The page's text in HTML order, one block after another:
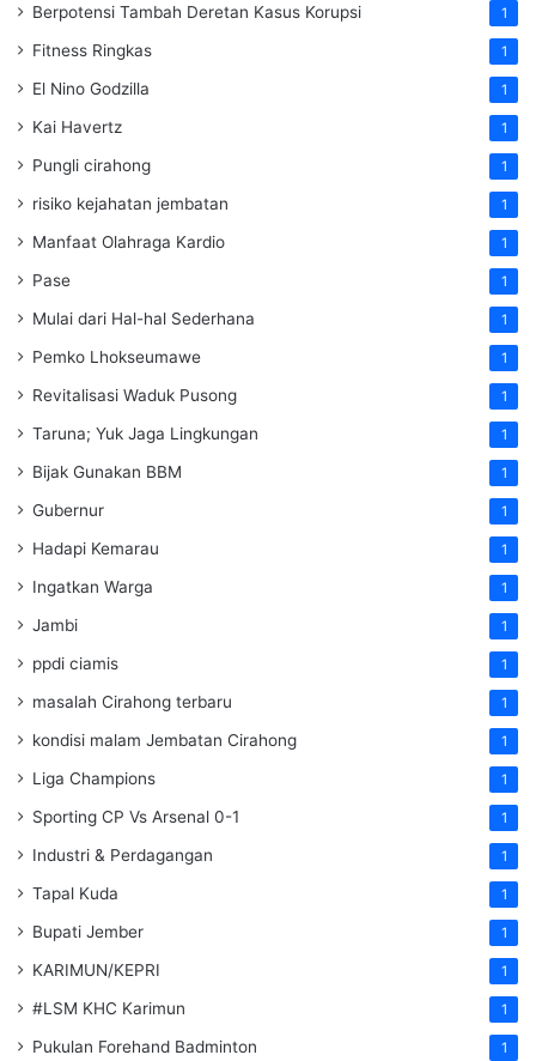
Berpotensi Tambah Deretan Kasus Korupsi 1
Fitness Ringkas 1
El Nino Godzilla 1
Kai Havertz 1
Pungli cirahong 1
risiko kejahatan jembatan 1
Manfaat Olahraga Kardio 1
Pase 1
Mulai dari Hal-hal Sederhana 1
Pemko Lhokseumawe 1
Revitalisasi Waduk Pusong 1
Taruna; Yuk Jaga Lingkungan 1
Bijak Gunakan BBM 1
Gubernur 1
Hadapi Kemarau 1
Ingatkan Warga 1
Jambi 1
ppdi ciamis 1
masalah Cirahong terbaru 1
kondisi malam Jembatan Cirahong 1
Liga Champions 1
Sporting CP Vs Arsenal 0-1 1
Industri & Perdagangan 1
Tapal Kuda 1
Bupati Jember 1
KARIMUN/KEPRI 1
#LSM KHC Karimun 1
Pukulan Forehand Badminton 1